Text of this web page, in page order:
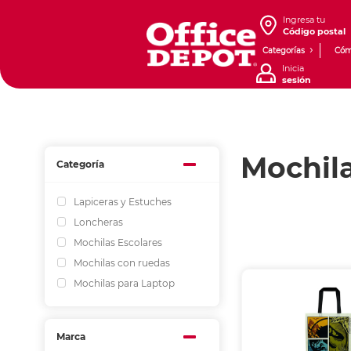
Ingresa tu
Código postal
Categorías
Inicia
sesión
Categoría
Lapiceras y Estuches
Loncheras
Mochilas Escolares
Mochilas con ruedas
Mochilas para Laptop
Marca